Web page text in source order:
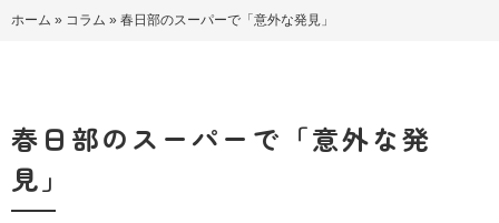
ホーム » コラム » 春日部のスーパーで「意外な発見」
春日部のスーパーで「意外な発
見」